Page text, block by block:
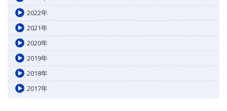
2022年
2021年
2020年
2019年
2018年
2017年